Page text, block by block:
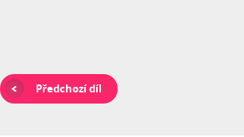
Předchozí díl